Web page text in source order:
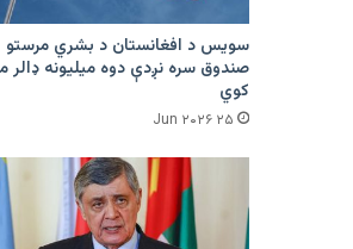
سویس د افغانستان د بشري مرستو
صندوق سره نږدې دوه میلیونه ډالر
کوي
۲۵ Jun ۲۰۲۶